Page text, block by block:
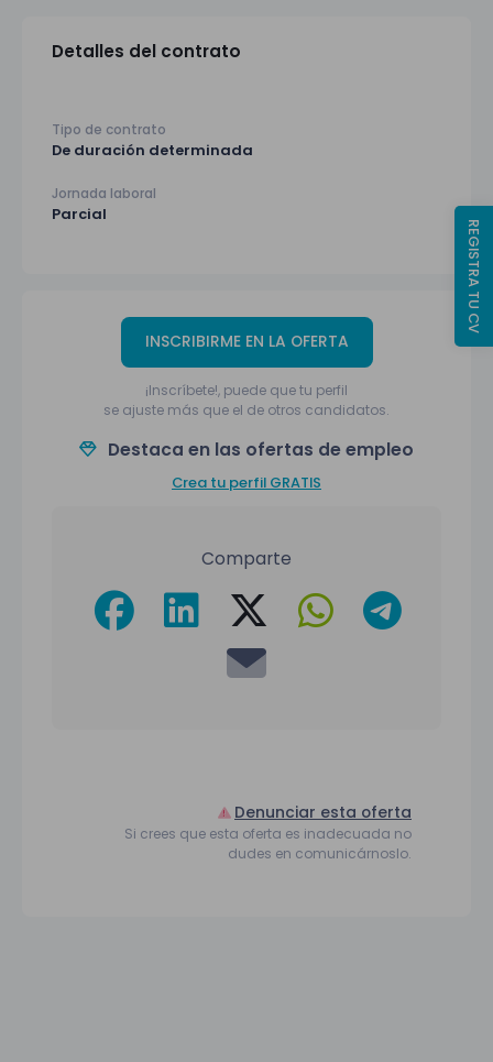
Detalles del contrato
Tipo de contrato
De duración determinada
Jornada laboral
Parcial
INSCRIBIRME EN LA OFERTA
¡Inscríbete!, puede que tu perfil
se ajuste más que el de otros candidatos.
Destaca en las ofertas de empleo
Crea tu perfil GRATIS
Comparte
Denunciar esta oferta
Si crees que esta oferta es inadecuada no
dudes en comunicárnoslo.
REGISTRA TU CV